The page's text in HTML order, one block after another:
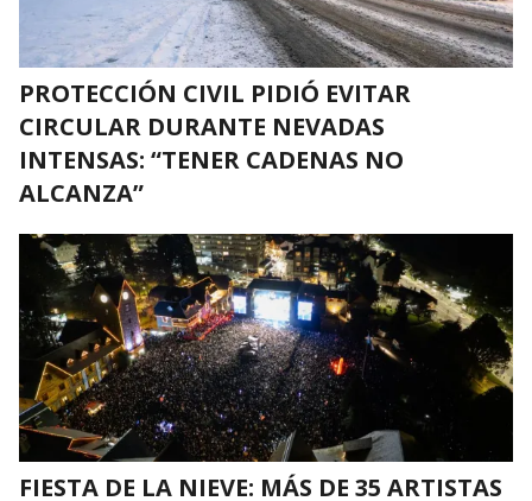
PROTECCIÓN CIVIL PIDIÓ EVITAR
CIRCULAR DURANTE NEVADAS
INTENSAS: “TENER CADENAS NO
ALCANZA”
FIESTA DE LA NIEVE: MÁS DE 35 ARTISTAS